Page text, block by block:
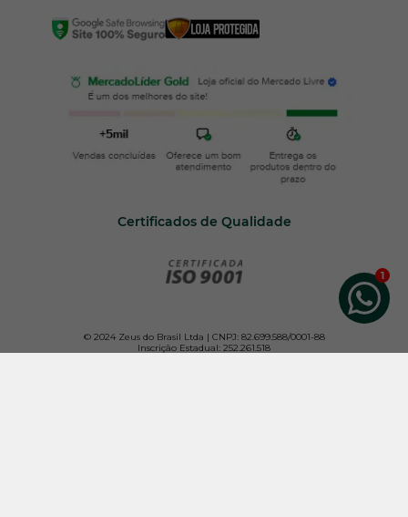
Certificados de Qualidade
© 2024 Zeus do Brasil Ltda | CNPJ: 82.699.588/0001-88
Inscrição Estadual: 252.261.518